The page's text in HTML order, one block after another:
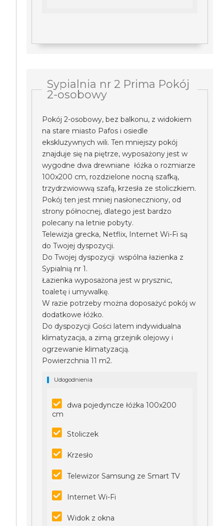
Sypialnia nr 2 Prima Pokój
2-osobowy
Pokój 2-osobowy, bez balkonu, z widokiem
na stare miasto Pafos i osiedle
ekskluzywnych wili. Ten mniejszy pokój
znajduje się na piętrze, wyposażony jest w
wygodne dwa drewniane łóżka o rozmiarze
100x200 cm, rozdzielone nocną szafką,
trzydrzwiowwą szafą, krzesła ze stoliczkiem.
Pokój ten jest mniej nasłoneczniony, od
strony północnej, dlatego jest bardzo
polecany na letnie pobyty.
Telewizja grecka, Netflix, Internet Wi-Fi są
do Twojej dyspozycji.
Do Twojej dyspozycji wspólna łazienka z
Sypialnią nr 1.
Łazienka wyposażona jest w prysznic,
toaletę i umywalkę.
W razie potrzeby można doposażyć pokój w
dodatkowe łóżko.
Do dyspozycji Gości latem indywidualna
klimatyzacja, a zimą grzejnik olejowy i
ogrzewanie klimatyzacją.
Powierzchnia 11 m2.
Udogodnienia
dwa pojedyncze łóżka 100x200
cm
Stoliczek
Krzesło
Telewizor Samsung ze Smart TV
Internet Wi-Fi
Widok z okna